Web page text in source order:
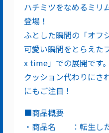
ハチミツをなめるミリ
登場！
ふとした瞬間の「オフ
可愛い瞬間をとらえた
x time」での展開です。
クッション代わりにさ
にもご注目！
■商品概要
・商品名 ：転生し